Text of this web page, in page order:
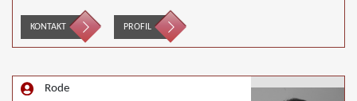
KONTAKT PROFIL
Rode